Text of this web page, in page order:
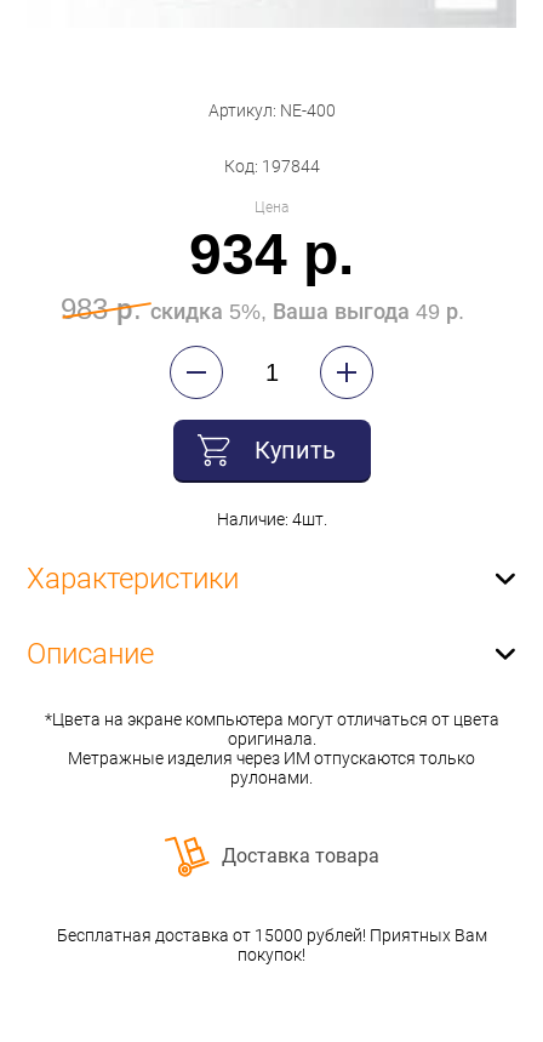
Артикул: NE-400
Код: 197844
Цена
934 р.
983 р.скидка 5%, Ваша выгода 49 р.
Купить
Наличие: 4шт.
Характеристики
Описание
*Цвета на экране компьютера могут отличаться от цвета
оригинала.
Метражные изделия через ИМ отпускаются только
рулонами.
Доставка товара
Бесплатная доставка от 15000 рублей! Приятных Вам
покупок!